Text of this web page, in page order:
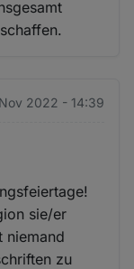
2022 - 14:39
sie/er
niemand
zu